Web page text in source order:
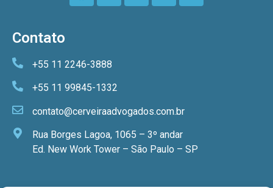
Contato
+55 11 2246-3888
+55 11 99845-1332
contato@cerveiraadvogados.com.br
Rua Borges Lagoa, 1065 – 3º andar
Ed. New Work Tower – São Paulo – SP